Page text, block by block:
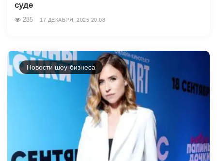
суде
285 17 ДЕКАБРЯ, 2025 20:08
Новости шоу-бизнеса